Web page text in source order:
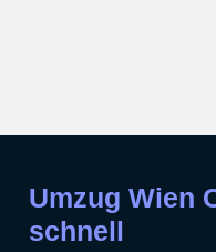
Umzug Wien
schnell